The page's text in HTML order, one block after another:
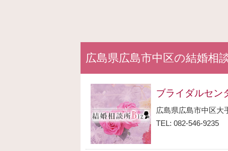
広島県広島市中区の結婚相
ブライダルセン
広島県広島市中区大
TEL: 082-546-9235